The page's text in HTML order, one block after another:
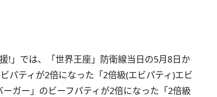
!」では、「世界王座」防衛線当日の5月8日か
パティが2倍になった「2倍級(エビパティ)エビ
ガー」のビーフパティが2倍になった「2倍級